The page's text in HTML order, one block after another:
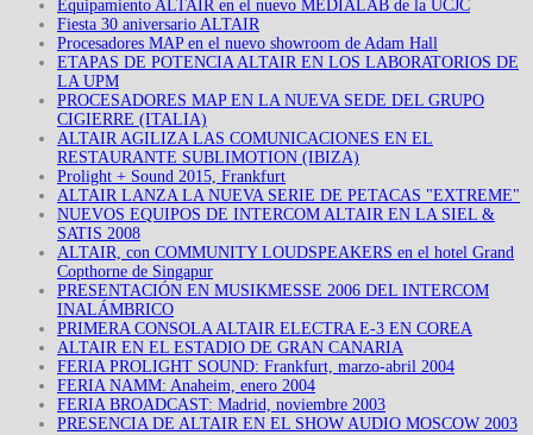
Equipamiento ALTAIR en el nuevo MEDIALAB de la UCJC
Fiesta 30 aniversario ALTAIR
Procesadores MAP en el nuevo showroom de Adam Hall
ETAPAS DE POTENCIA ALTAIR EN LOS LABORATORIOS DE
LA UPM
PROCESADORES MAP EN LA NUEVA SEDE DEL GRUPO
CIGIERRE (ITALIA)
ALTAIR AGILIZA LAS COMUNICACIONES EN EL
RESTAURANTE SUBLIMOTION (IBIZA)
Prolight + Sound 2015, Frankfurt
ALTAIR LANZA LA NUEVA SERIE DE PETACAS "EXTREME"
NUEVOS EQUIPOS DE INTERCOM ALTAIR EN LA SIEL &
SATIS 2008
ALTAIR, con COMMUNITY LOUDSPEAKERS en el hotel Grand
Copthorne de Singapur
PRESENTACIÓN EN MUSIKMESSE 2006 DEL INTERCOM
INALÁMBRICO
PRIMERA CONSOLA ALTAIR ELECTRA E-3 EN COREA
ALTAIR EN EL ESTADIO DE GRAN CANARIA
FERIA PROLIGHT SOUND: Frankfurt, marzo-abril 2004
FERIA NAMM: Anaheim, enero 2004
FERIA BROADCAST: Madrid, noviembre 2003
PRESENCIA DE ALTAIR EN EL SHOW AUDIO MOSCOW 2003